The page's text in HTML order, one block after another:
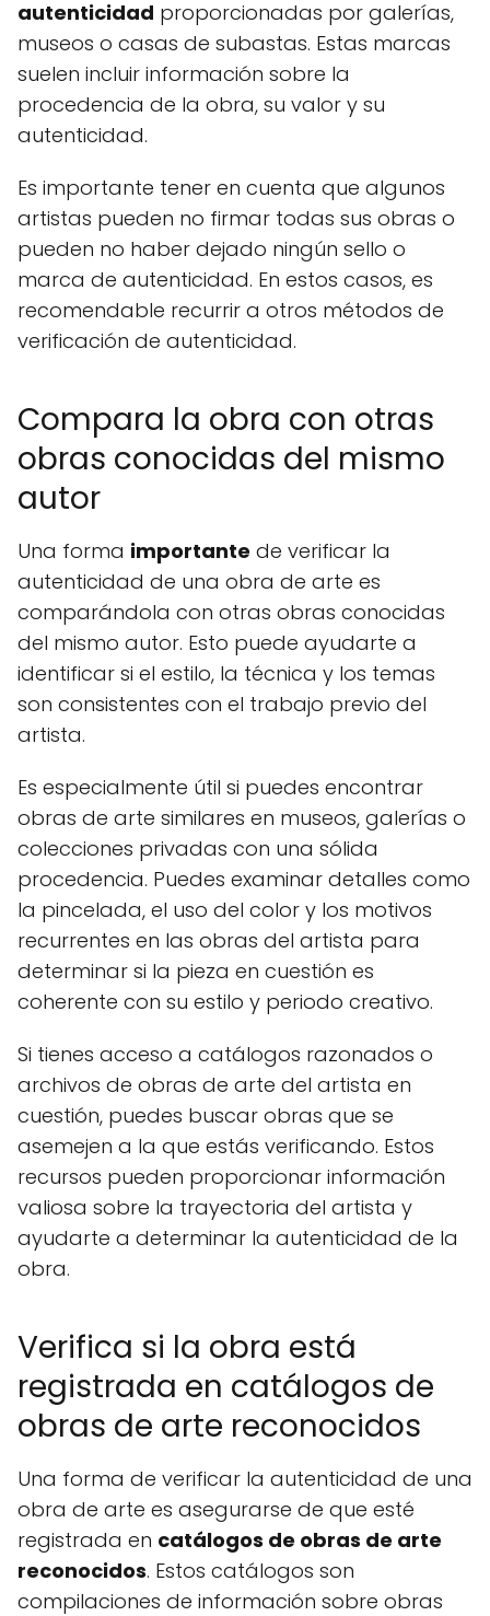
autenticidad proporcionadas por galerías,
museos o casas de subastas. Estas marcas
suelen incluir información sobre la
procedencia de la obra, su valor y su
autenticidad.
Es importante tener en cuenta que algunos
artistas pueden no firmar todas sus obras o
pueden no haber dejado ningún sello o
marca de autenticidad. En estos casos, es
recomendable recurrir a otros métodos de
verificación de autenticidad.
Compara la obra con otras
obras conocidas del mismo
autor
Una forma importante de verificar la
autenticidad de una obra de arte es
comparándola con otras obras conocidas
del mismo autor. Esto puede ayudarte a
identificar si el estilo, la técnica y los temas
son consistentes con el trabajo previo del
artista.
Es especialmente útil si puedes encontrar
obras de arte similares en museos, galerías o
colecciones privadas con una sólida
procedencia. Puedes examinar detalles como
la pincelada, el uso del color y los motivos
recurrentes en las obras del artista para
determinar si la pieza en cuestión es
coherente con su estilo y periodo creativo.
Si tienes acceso a catálogos razonados o
archivos de obras de arte del artista en
cuestión, puedes buscar obras que se
asemejen a la que estás verificando. Estos
recursos pueden proporcionar información
valiosa sobre la trayectoria del artista y
ayudarte a determinar la autenticidad de la
obra.
Verifica si la obra está
registrada en catálogos de
obras de arte reconocidos
Una forma de verificar la autenticidad de una
obra de arte es asegurarse de que esté
registrada en catálogos de obras de arte
reconocidos. Estos catálogos son
compilaciones de información sobre obras